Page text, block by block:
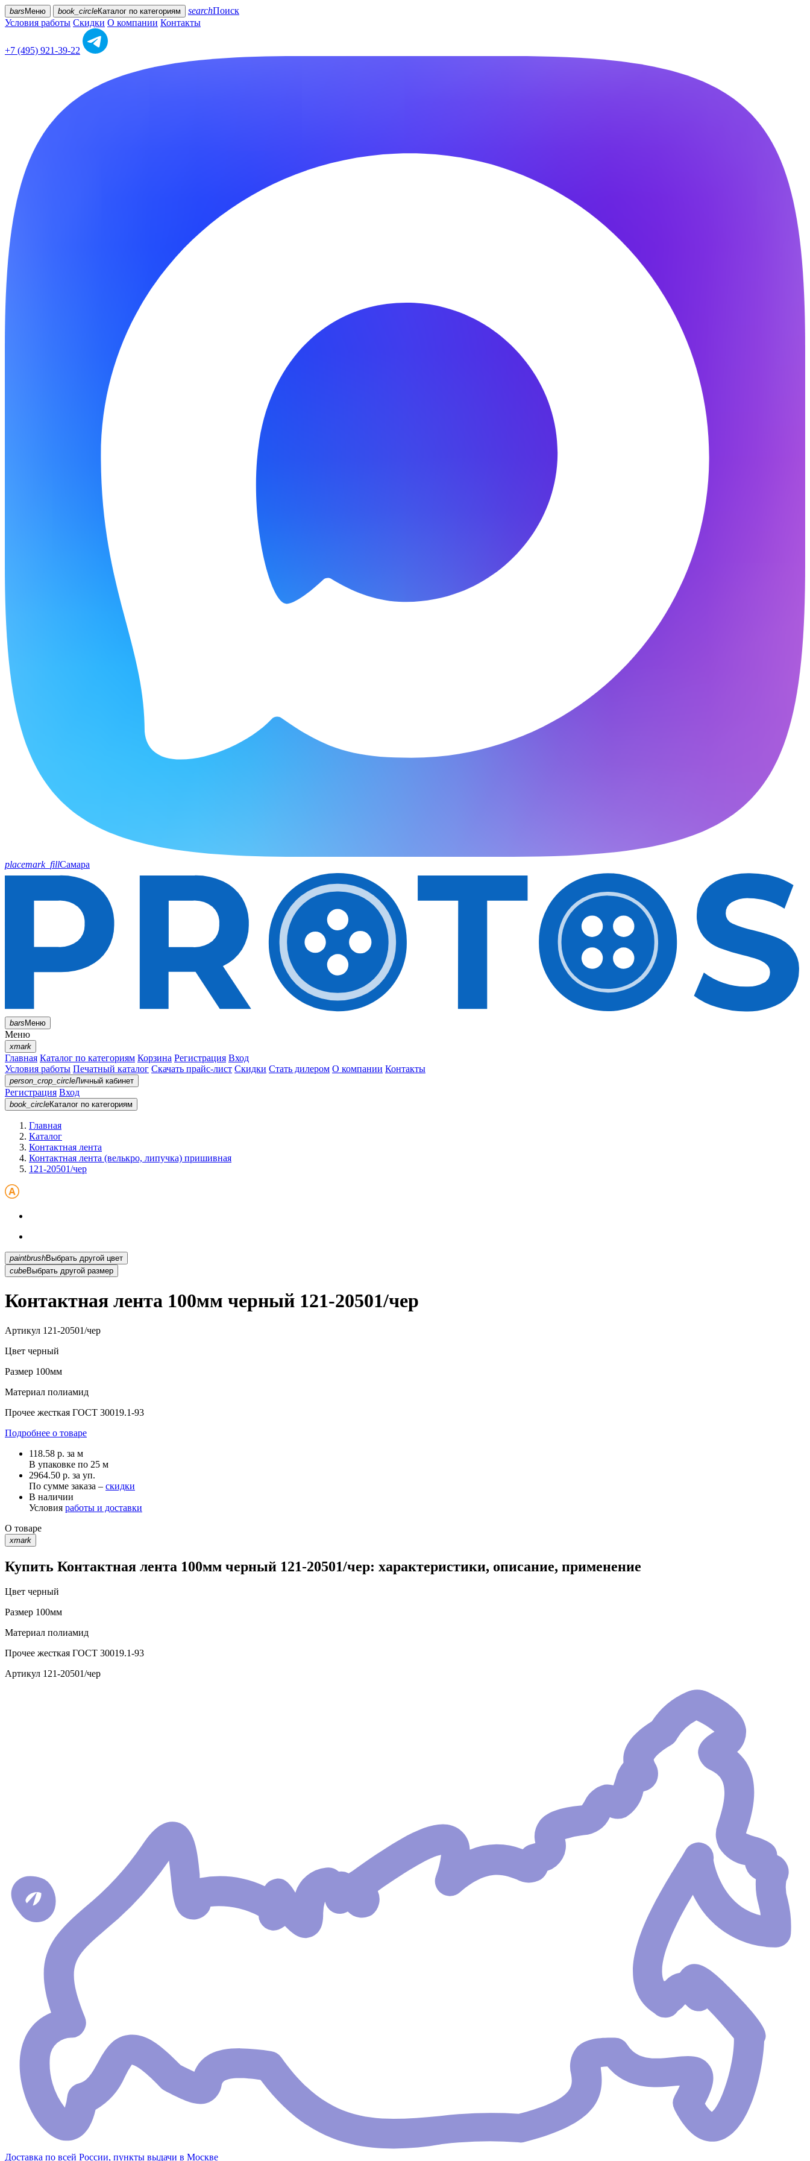
bars Меню book_circleКаталог по категориям searchПоиск
Условия работы Скидки О компании Контакты
+7 (495) 921-39-22
placemark_fillСамара
barsМеню
Меню
xmark
Главная Каталог по категориям Корзина Регистрация Вход
Условия работы Печатный каталог Скачать прайс-лист Скидки Стать дилером О компании Контакты
person_crop_circleЛичный кабинет
Регистрация Вход
book_circleКаталог по категориям
Главная
Каталог
Контактная лента
Контактная лента (велькро, липучка) пришивная
121-20501/чер
paintbrush
Выбрать другой цвет
cubeВыбрать другой размер
Контактная лента 100мм черный 121-20501/чер
Артикул 121-20501/чер
Цвет черный
Размер 100мм
Материал полиамид
Прочее жесткая ГОСТ 30019.1-93
Подробнее о товаре
118.58 р. за м
В упаковке по 25 м
2964.50 р. за уп.
По сумме заказа – скидки
В наличии
Условия работы и доставки
О товаре
xmark
Купить Контактная лента 100мм черный 121-20501/чер: характеристики, описание, применение
Цвет черный
Размер 100мм
Материал полиамид
Прочее жесткая ГОСТ 30019.1-93
Артикул 121-20501/чер
Доставка по всей России, пункты выдачи в Москве